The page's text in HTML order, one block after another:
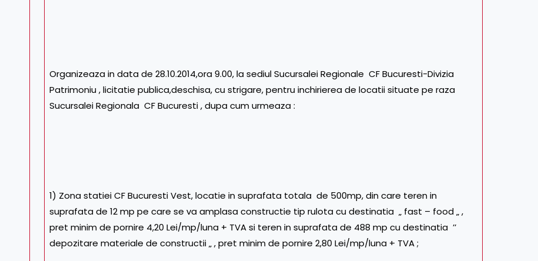
Organizeaza in data de 28.10.2014,ora 9.00, la sediul Sucursalei Regionale CF Bucuresti-Divizia
Patrimoniu , licitatie publica,deschisa, cu strigare, pentru inchirierea de locatii situate pe raza
Sucursalei Regionala CF Bucuresti , dupa cum urmeaza :
1) Zona statiei CF Bucuresti Vest, locatie in suprafata totala de 500mp, din care teren in
suprafata de 12 mp pe care se va amplasa constructie tip rulota cu destinatia „ fast – food „ ,
pret minim de pornire 4,20 Lei/mp/luna + TVA si teren in suprafata de 488 mp cu destinatia ’’
depozitare materiale de constructii „ , pret minim de pornire 2,80 Lei/mp/luna + TVA ;